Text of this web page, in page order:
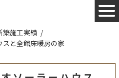
築施工実績
スと全館床暖房の家